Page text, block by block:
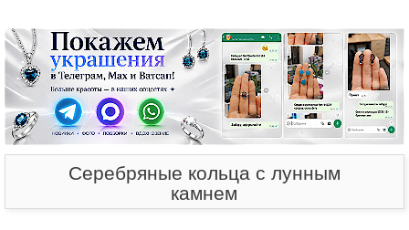
Серебряные кольца с лунным
камнем